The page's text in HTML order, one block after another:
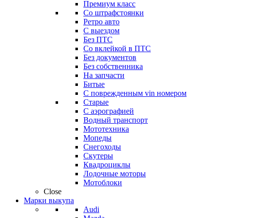
Премиум класс
Со штрафстоянки
Ретро авто
С выездом
Без ПТС
Со вклейкой в ПТС
Без документов
Без собственника
На запчасти
Битые
С поврежденным vin номером
Старые
С аэрографией
Водный транспорт
Мототехника
Мопеды
Снегоходы
Скутеры
Квадроциклы
Лодочные моторы
Мотоблоки
Close
Марки выкупа
Audi